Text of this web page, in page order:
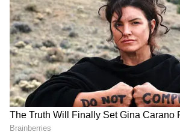
Add Asianetnews Kannada as a Preferred
Source